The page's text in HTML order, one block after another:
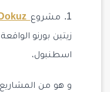
1. مشروع Onaltı Dokuz
زيتين بورنو
اسطنبول،
و هو من المشاريع